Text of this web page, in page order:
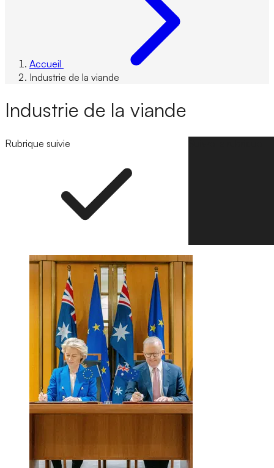
Accueil
Industrie de la viande
Industrie de la viande
Rubrique suivie